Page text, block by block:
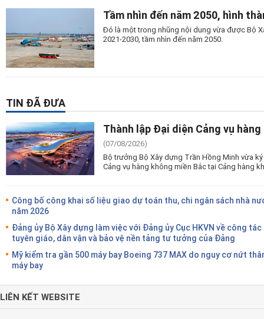
Tầm nhìn đến năm 2050, hình
Đó là một trong nhũng nội dung vừa được Bộ
2021-2030, tầm nhìn đến năm 2050.
TIN ĐÃ ĐƯA
Thành lập Đại diện Cảng vụ
(07/08/2026)
Bộ trưởng Bộ Xây dựng Trần Hồng Minh vừa
Cảng vụ hàng không miền Bắc tại Cảng hàng
Công bố công khai số liệu giao dự toán thu, chi ngân sách nhà
năm 2026
Đảng ủy Bộ Xây dựng làm việc với Đảng ủy Cục HKVN về công tác
tuyên giáo, dân vận và bảo vệ nền tảng tư tưởng của Đảng
Mỹ kiểm tra gần 500 máy bay Boeing 737 MAX do nguy cơ nứt
máy bay
LIÊN KẾT WEBSITE